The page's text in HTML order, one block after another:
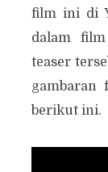
film ini di
dalam
teaser
gambaran
berikut ini.